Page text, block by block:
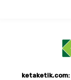
ketaketik.com: